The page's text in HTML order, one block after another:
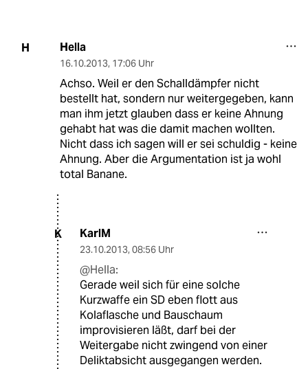
H Hella
16.10.2013, 17:06 Uhr
Achso. Weil er den Schalldämpfer nicht
bestellt hat, sondern nur weitergegeben, kann
man ihm jetzt glauben dass er keine Ahnung
gehabt hat was die damit machen wollten.
Nicht dass ich sagen will er sei schuldig - keine
Ahnung. Aber die Argumentation ist ja wohl
total Banane.
K KarlM
23.10.2013, 08:56 Uhr
@Hella:
Gerade weil sich für eine solche
Kurzwaffe ein SD eben flott aus
Kolaflasche und Bauschaum
improvisieren läßt, darf bei der
Weitergabe nicht zwingend von einer
Deliktabsicht ausgegangen werden.